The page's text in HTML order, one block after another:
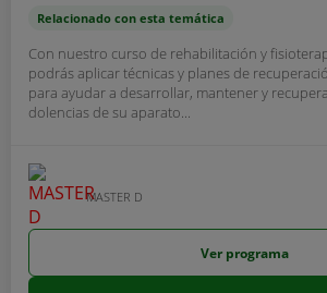
Relacionado con esta temática
Con nuestro curso de rehabilitación y
podrás aplicar técnicas y planes de
para ayudar a desarrollar, mantener y
dolencias de su aparato...
MASTER D
Ver programa